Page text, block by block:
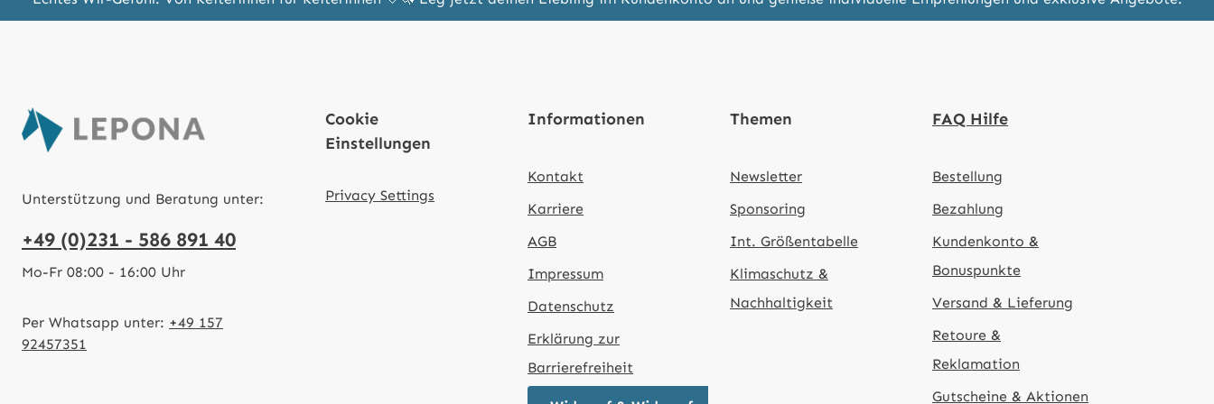
Unterstützung und Beratung unter:
+49 (0)231 - 586 891 40
Mo-Fr 08:00 - 16:00 Uhr
Per Whatsapp unter: +49 157
92457351
Cookie
Einstellungen
Privacy Settings
Informationen
Kontakt
Karriere
AGB
Impressum
Datenschutz
Erklärung zur
Barrierefreiheit
Themen
Newsletter
Sponsoring
Int. Größentabelle
Klimaschutz &
Nachhaltigkeit
FAQ Hilfe
Bestellung
Bezahlung
Kundenkonto &
Bonuspunkte
Versand & Lieferung
Retoure &
Reklamation
Gutscheine & Aktionen